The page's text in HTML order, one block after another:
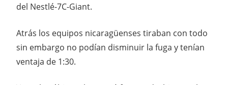
del Nestlé-7C-Giant.
Atrás los equipos nicaragüenses tiraban con todo
sin embargo no podían disminuir la fuga y tenían
ventaja de 1:30.